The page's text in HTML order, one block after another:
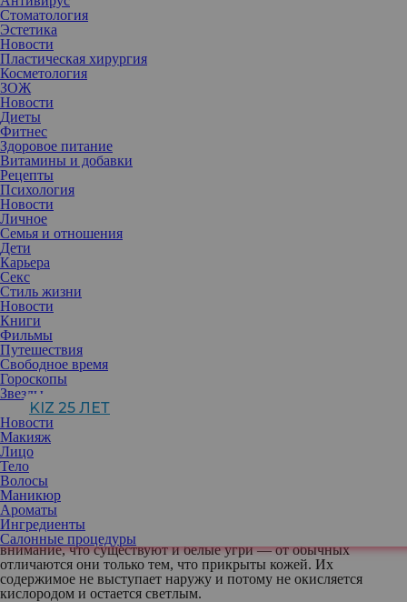
Стоматология
Эстетика
Новости
Пластическая хирургия
Косметология
ЗОЖ
Новости
Диеты
Фитнес
Здоровое питание
Витамины и добавки
Рецепты
Психология
Новости
Личное
Семья и отношения
Дети
Карьера
Секс
Стиль жизни
Новости
Книги
Фильмы
Путешествия
Свободное время
Гороскопы
Звезды
KIZ 25 ЛЕТ
Новости
Макияж
Лицо
Тело
Волосы
Маникюр
Ароматы
Ингредиенты
Салонные процедуры
Эти мелкие и неприятные образования на носу преследуют даже
самую холеную кожу. Они могут появиться у любого человека,
несмотря на хорошее очищение и качественный и недешевый
уход. Узнаем, как они возникают и как про них забыть.
Черные точки, или угри, возникают, когда пора забивается
избытками кожного сала, отмершими клетками и бактериями.
Таким образом появляется так называется кератиновая пробка,
известная как комедон.
Причем темный цвет комедону придает вовсе не скопившаяся
грязь, как полагают многие. Дело в том, что когда скопившееся в
порах начинает выступать наружу, то в соприкосновении с
кислородом, меланин, содержащийся в коже вступает с ним в
реакцию, в результате чего все окисляется и чернеет. Обратите
внимание, что существуют и белые угри — от обычных
отличаются они только тем, что прикрыты кожей. Их
содержимое не выступает наружу и потому не окисляется
кислородом и остается светлым.